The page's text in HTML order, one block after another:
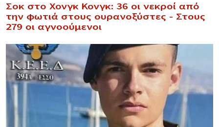
Σοκ στο Χονγκ Κονγκ: 36 οι νεκροί από
την φωτιά στους ουρανοξύστες – Στους
279 οι αγνοούμενοι